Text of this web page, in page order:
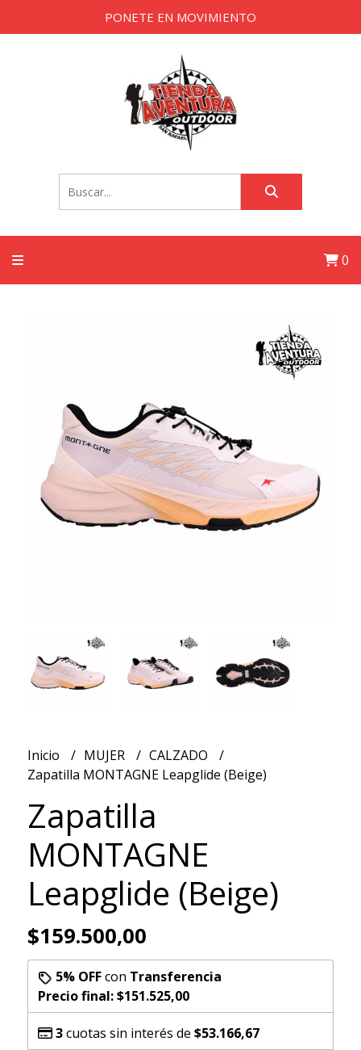
PONETE EN MOVIMIENTO
0
Inicio MUJER
CALZADO
Zapatilla MONTAGNE Leapglide (Beige)
Zapatilla
MONTAGNE
Leapglide (Beige)
$159.500,00
5% OFFcon Transferencia
Precio final:$151.525,00
3cuotas sin interés de $53.166,67